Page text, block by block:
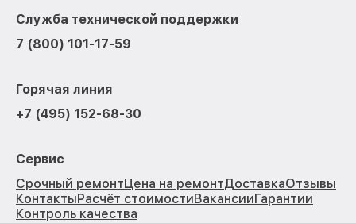
Служба технической поддержки
7 (800) 101-17-59
Горячая линия
+7 (495) 152-68-30
Сервис
Срочный ремонтЦена на ремонтДоставкаОтзывы
КонтактыРасчёт стоимостиВакансииГарантии
Контроль качества